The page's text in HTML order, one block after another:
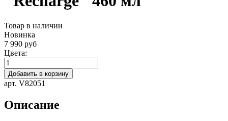
Товар в наличии
Новинка
7 990 руб
Цвета:
Добавить в корзину
арт. V82051
Описание